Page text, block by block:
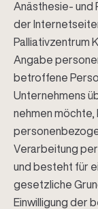
Anästhesie- und
der
Palliativzentrum
Angabe
betroffene
Unternehmens
nehmen
Verarbeitung
und besteht für
gesetzliche
Einwilligung der